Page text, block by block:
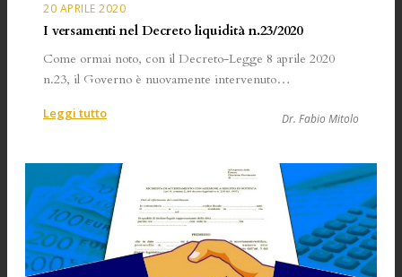
20 APRILE 2020
I versamenti nel Decreto liquidità n.23/2020
Come ormai noto, con il Decreto-Legge 8 aprile 2020
n.23, il Governo è nuovamente intervenuto…
Leggi tutto:
nel
Decreto
liquidità
n.23/2020
Dr. Fabio Mitolo